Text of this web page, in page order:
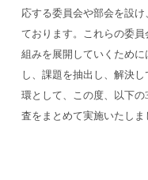
応する委員会や部会を設
ております。これらの委
組みを展開していくため
し、課題を抽出し、解決
環として、この度、以下
査をまとめて実施いたしま